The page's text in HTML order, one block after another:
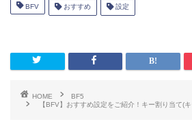
キーバインド設定にはいくつか項目
BFV おすすめ 設定
HOME
BF5
【BFV】おすすめ設定をご紹介！キー割り当て(